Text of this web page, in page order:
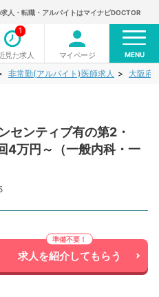
人・転職・アルバイトはマイナビDOCTOR
見た求人
1
マイページ MENU
非常勤(アルバイト)医師求人 大阪府
センティブ有の第2・
万円～（一般内科・一
求人を紹介してもらう